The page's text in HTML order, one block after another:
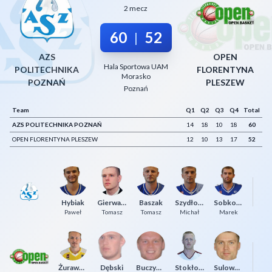
AZS
POLITECHNIKA
POZNAŃ
2 mecz
60 | 52
Hala Sportowa UAM
Morasko
Poznań
OPEN
FLORENTYNA
PLESZEW
Team Q1 Q2 Q3 Q4
Total
AZS POLITECHNIKA POZNAŃ
14 18 10 18
60
OPEN FLORENTYNA PLESZEW
12 10 13 17 52
Hybiak
Paweł
Gierwazik
Tomasz
Baszak
Tomasz
Szydłowski
Michał
Sobkowiak
Marek
Żurawski Dębski Buczyniak Stokłosa Sulowski
Decline All
Save Preferences